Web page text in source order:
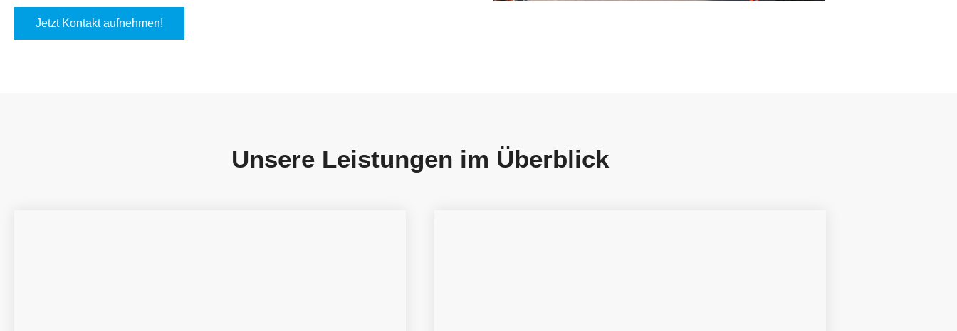
Jetzt Kontakt aufnehmen!
Unsere Leistungen im Überblick